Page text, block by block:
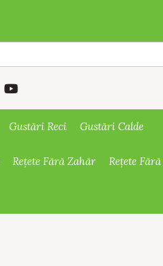
Gustări Reci Gustări Calde
Rețete Fără Zahăr Rețete